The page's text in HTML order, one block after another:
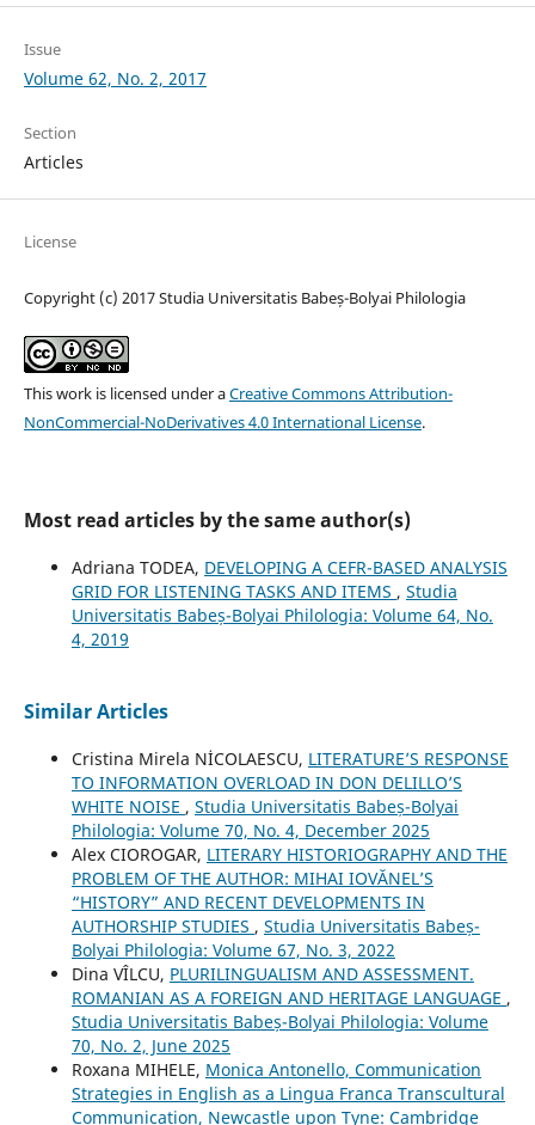
Issue
Volume 62, No. 2, 2017
Section
Articles
License
Copyright (c) 2017 Studia Universitatis Babeș-Bolyai Philologia
This work is licensed under aCreative Commons Attribution-
NonCommercial-NoDerivatives 4.0 International License.
Most read articles by the same author(s)
Adriana TODEA, DEVELOPING A CEFR-BASED ANALYSIS
GRID FOR LISTENING TASKS AND ITEMS , Studia
Universitatis Babeș-Bolyai Philologia: Volume 64, No.
4, 2019
Similar Articles
Cristina Mirela NİCOLAESCU, LITERATURE’S RESPONSE
TO INFORMATION OVERLOAD IN DON DELILLO’S
WHITE NOISE , Studia Universitatis Babeș-Bolyai
Philologia: Volume 70, No. 4, December 2025
Alex CIOROGAR, LITERARY HISTORIOGRAPHY AND THE
PROBLEM OF THE AUTHOR: MIHAI IOVĂNEL’S
“HISTORY” AND RECENT DEVELOPMENTS IN
AUTHORSHIP STUDIES , Studia Universitatis Babeș-
Bolyai Philologia: Volume 67, No. 3, 2022
Dina VÎLCU, PLURILINGUALISM AND ASSESSMENT.
ROMANIAN AS A FOREIGN AND HERITAGE LANGUAGE ,
Studia Universitatis Babeș-Bolyai Philologia: Volume
70, No. 2, June 2025
Roxana MIHELE, Monica Antonello, Communication
Strategies in English as a Lingua Franca Transcultural
Communication, Newcastle upon Tyne: Cambridge